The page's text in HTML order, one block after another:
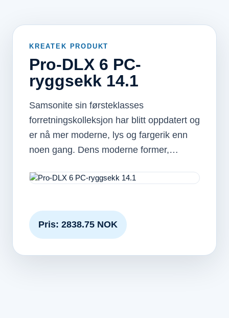
KREATEK PRODUKT
Pro-DLX 6 PC-
ryggsekk 14.1
Samsonite sin førsteklasses
forretningskolleksjon har blitt oppdatert og
er nå mer moderne, lys og fargerik enn
noen gang. Dens moderne former,…
Pris: 2838.75 NOK